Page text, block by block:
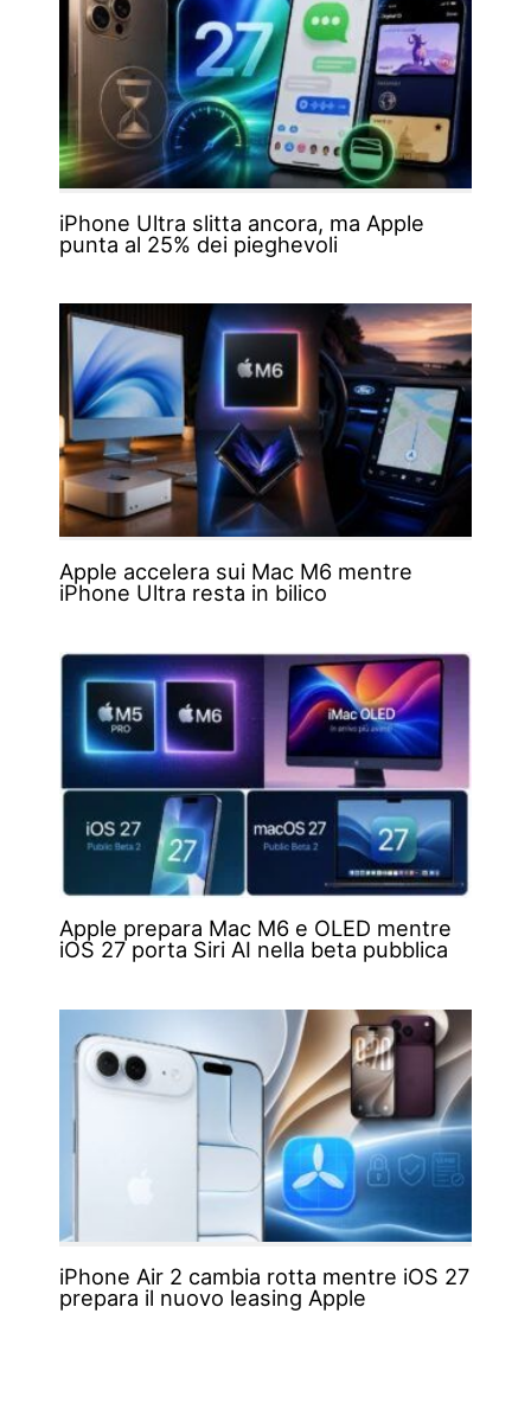
iPhone Ultra slitta ancora, ma Apple
punta al 25% dei pieghevoli
Apple accelera sui Mac M6 mentre
iPhone Ultra resta in bilico
Apple prepara Mac M6 e OLED mentre
iOS 27 porta Siri AI nella beta pubblica
iPhone Air 2 cambia rotta mentre iOS 27
prepara il nuovo leasing Apple